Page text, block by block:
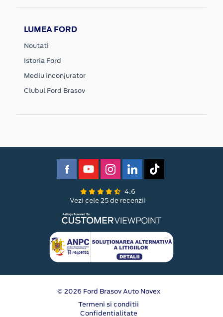
LUMEA FORD
Noutati
Istoria Ford
Mediu inconjurator
Clubul Ford Brasov
4.6
Vezi cele 25 de recenzii
© 2026 Ford Brasov Auto Novex
Termeni si conditii
Confidentialitate